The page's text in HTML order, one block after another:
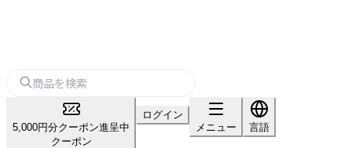
5,000円分クーポン進呈中
クーポン
ログイン
メニュー
言語